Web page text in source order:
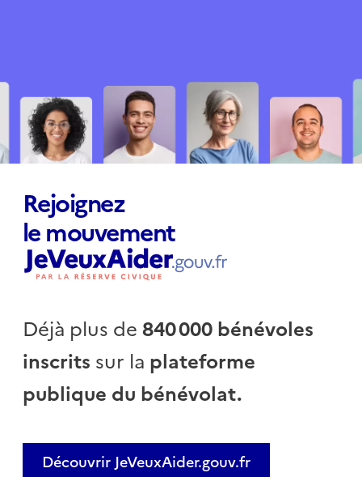
Rejoignez
le mouvement
Déjà plus de840 000 bénévoles
inscrits sur la plateforme
publique du bénévolat.
Découvrir JeVeuxAider.gouv.fr